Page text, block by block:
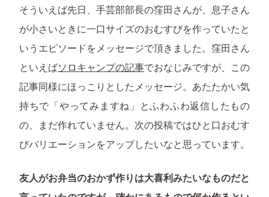
そういえば先日、手芸部部長の窪田さんが、息子さん
が小さいときに一口サイズのおむすびを作っていたと
いうエピソードをメッセージで頂きました。窪田さん
といえばソロキャンプの記事でおなじみですが、この
記事同様にほっこりとしたメッセージ。あたたかい気
持ちで「やってみますね」とふわふわ返信したもの
の、まだ作れていません。次の投稿ではひと口おむす
びバリエーションをアップしたいなと思っています。
友人がお弁当のおかず作りは大喜利みたいなものだと